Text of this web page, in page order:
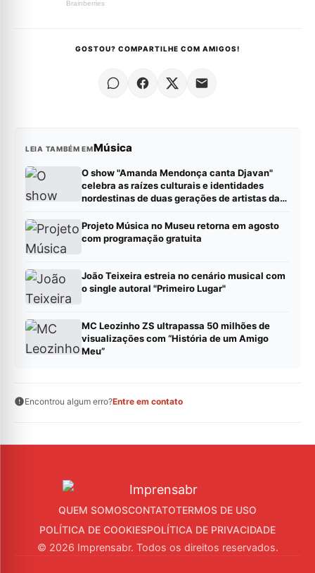
GOSTOU? COMPARTILHE COM AMIGOS!
LEIA TAMBÉM EMMúsica
O show "Amanda Mendonça canta Djavan"
celebra as raízes culturais e identidades
nordestinas de duas gerações de artistas da
Projeto Música no Museu retorna em agosto
com programação gratuita
João Teixeira estreia no cenário musical com
o single autoral "Primeiro Lugar"
MC Leozinho ZS ultrapassa 50 milhões de
visualizações com “História de um Amigo
Meu”
Encontrou algum erro?Entre em contato
QUEM SOMOSCONTATOTERMOS DE USO
POLÍTICA DE COOKIESPOLÍTICA DE PRIVACIDADE
© 2026 Imprensabr. Todos os direitos reservados.